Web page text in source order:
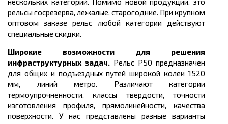
рельсы госрезерва, лежалые, старогодние. При крупном
оптовом заказе рельс любой категории действуют
специальные скидки.
Широкие возможности для решения
инфраструктурных задач. Рельс Р50 предназначен
для общих и подъездныхпутей широкой колеи 1520
мм, линий метро. Различают категории
термоупрочненности, классы твердости, точности
изготовления профиля, прямолинейности, качества
поверхности. У нас представлены разные варианты